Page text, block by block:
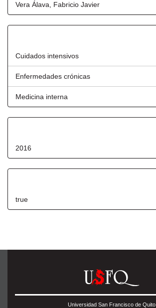
Vera Álava, Fabricio Javier
Cuidados intensivos
Enfermedades crónicas
Medicina interna
2016
true
Universidad San Francisco de Quito